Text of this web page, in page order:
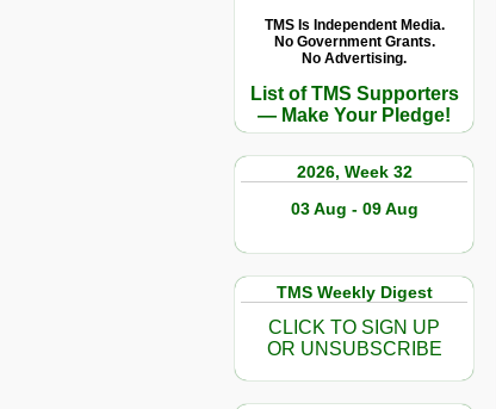
TMS Is Independent Media.
No Government Grants.
No Advertising.
List of TMS Supporters
— Make Your Pledge!
2026, Week 32
03 Aug - 09 Aug
TMS Weekly Digest
CLICK TO SIGN UP
OR UNSUBSCRIBE